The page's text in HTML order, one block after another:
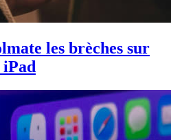
les brèches sur
iPad